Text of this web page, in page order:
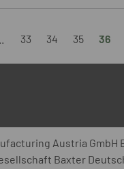
33 34 35 36
Austria
Baxter